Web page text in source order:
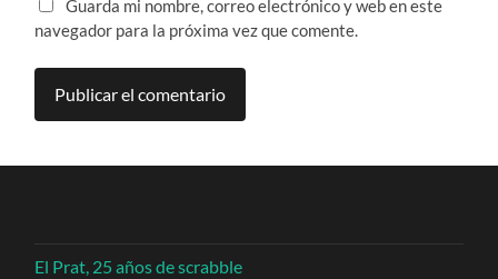
Guarda mi nombre, correo electrónico y web en este
navegador para la próxima vez que comente.
El Prat, 25 años de scrabble